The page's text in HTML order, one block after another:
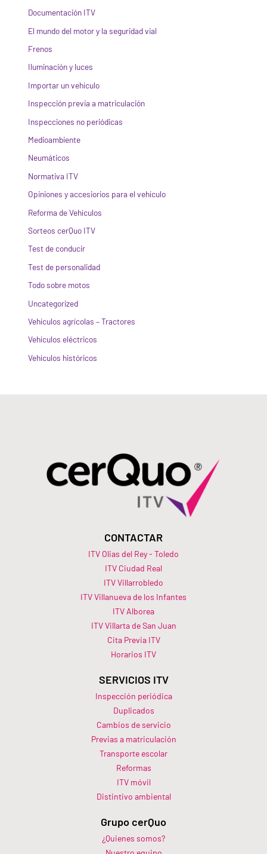
Documentación ITV
El mundo del motor y la seguridad vial
Frenos
Iluminación y luces
Importar un vehículo
Inspección previa a matriculación
Inspecciones no periódicas
Medioambiente
Neumáticos
Normativa ITV
Opiniones y accesiorios para el vehículo
Reforma de Vehículos
Sorteos cerQuo ITV
Test de conducir
Test de personalidad
Todo sobre motos
Uncategorized
Vehículos agrícolas – Tractores
Vehículos eléctricos
Vehículos históricos
CONTACTAR
ITV Olias del Rey - Toledo
ITV Ciudad Real
ITV Villarrobledo
ITV Villanueva de los Infantes
ITV Alborea
ITV Villarta de San Juan
Cita Previa ITV
Horarios ITV​
SERVICIOS ITV
Inspección periódica
Duplicados
Cambios de servicio
Previas a matriculación
Transporte escolar
Reformas
ITV móvil
Distintivo ambiental
Grupo cerQuo
¿Quienes somos?